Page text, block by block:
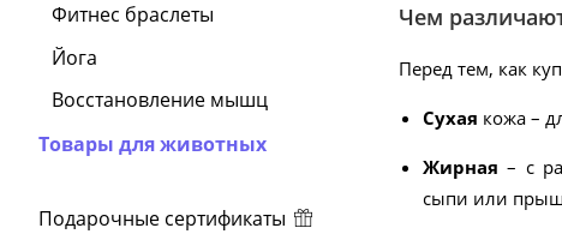
Фитнес браслеты
Йога
Восстановление мышц
Товары для животных
Подарочные сертификаты
Чем
Перед тем, как
Сухая кожа –
Жирная– с
сыпи или